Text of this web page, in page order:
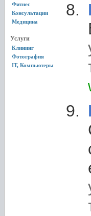
Фитнес
Консультации
Медицина
Услуги
Клининг
Фотография
IT, Компьютеры